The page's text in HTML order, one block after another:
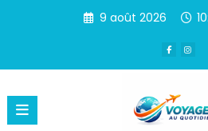
9 août 2026